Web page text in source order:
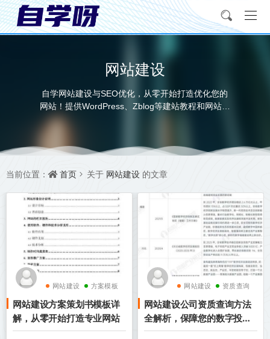
网站建设
自学网站建设与SEO优化，从零开始打造优化您的
网站！提供WordPress、Zblog等建站教程和网站模
板，大神教你学习搭建网站、优化SEO排名、SEO
衣足食！自学网承接运营代做网站优化网站排名等
相关业务。
当前位置：
首页 关于 网站建设 的文章
网站建设 方案模板
网站建设方案策划书模板详
解，从零开始打造专业网站
网站建设 资质查询
网站建设公司资质查询方法
全解析，保障您的数字投资
安全